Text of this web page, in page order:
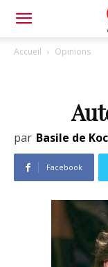
Asile
Blog
Accueil Opinions
par Basile de
Facebook